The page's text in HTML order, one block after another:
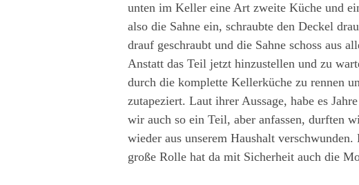
unten im Keller eine Art zweite Küche und
also die Sahne ein, schraubte den Deckel
drauf geschraubt und die Sahne schoss aus
Anstatt das Teil jetzt hinzustellen und zu
durch die komplette Kellerküche zu rennen
zutapeziert. Laut ihrer Aussage, habe es
wir auch so ein Teil, aber anfassen, durften
wieder aus unserem Haushalt
große Rolle hat da mit Sicherheit auch die